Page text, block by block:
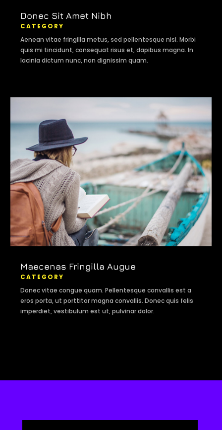
Donec Sit Amet Nibh
CATEGORY
Aenean vitae fringilla metus, sed pellentesque nisl. Morbi
quis mi tincidunt, consequat risus et, dapibus magna. In
lacinia dictum nunc, non dignissim quam.
Maecenas Fringilla Augue
CATEGORY
Donec vitae congue quam. Pellentesque convallis est a
eros porta, ut porttitor magna convallis. Donec quis felis
imperdiet, vestibulum est ut, pulvinar dolor.